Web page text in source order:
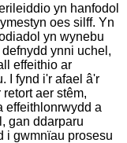
yn hanfodol
oes silff. Yn
yn wynebu
ynni uchel,
effeithio ar
I fynd i'r afael â'r
aer stêm,
effeithlonrwydd a
gan ddarparu
i gwmnïau prosesu